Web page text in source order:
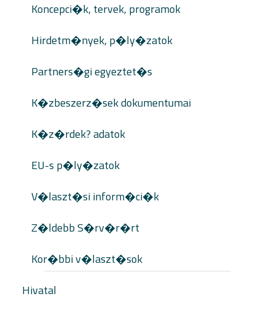
Koncepci�k, tervek, programok
Hirdetm�nyek, p�ly�zatok
Partners�gi egyeztet�s
K�zbeszerz�sek dokumentumai
K�z�rdek? adatok
EU-s p�ly�zatok
V�laszt�si inform�ci�k
Z�ldebb S�rv�r�rt
Kor�bbi v�laszt�sok
Hivatal